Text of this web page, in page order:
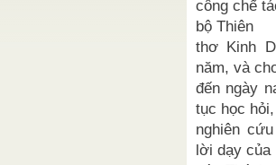
công chế
bộ Thiên
thơ Kinh
năm, và
đến ngày
tục học hỏi,
nghiên
lời dạy của